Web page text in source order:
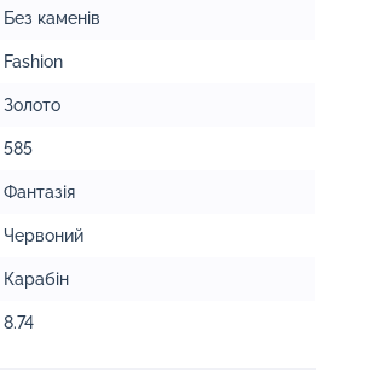
Без каменів
Fashion
Золото
585
Фантазія
Червоний
Карабін
8.74